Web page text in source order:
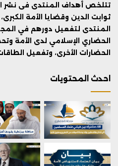
تتلخص أهداف المنتدى فى
ثوابت الدين وقضايا الأمة
المنتدى لتفعيل دورهم في
الحضاري الإسلامي لدى الأمة
الحضارات الأخرى، وتفعيل
احدث المحتويات